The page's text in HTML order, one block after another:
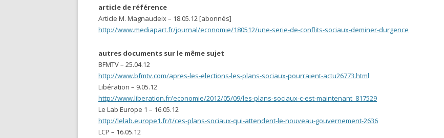
article de référence
Article M. Magnaudeix – 18.05.12 [abonnés]
http://www.mediapart.fr/journal/economie/180512/une-serie-de-conflits-sociaux-deminer-durgence
autres documents sur le même sujet
BFMTV – 25.04.12
http://www.bfmtv.com/apres-les-elections-les-plans-sociaux-pourraient-actu26773.html
Libération – 9.05.12
http://www.liberation.fr/economie/2012/05/09/les-plans-sociaux-c-est-maintenant_817529
Le Lab Europe 1 – 16.05.12
http://lelab.europe1.fr/t/ces-plans-sociaux-qui-attendent-le-nouveau-gouvernement-2636
LCP – 16.05.12